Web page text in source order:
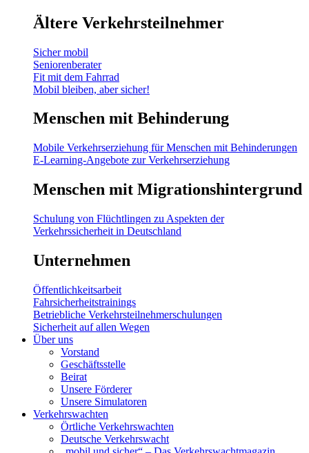
Ältere Verkehrsteilnehmer
Sicher mobil
Seniorenberater
Fit mit dem Fahrrad
Mobil bleiben, aber sicher!
Menschen mit Behinderung
Mobile Verkehrserziehung für Menschen mit Behinderungen
E-Learning-Angebote zur Verkehrserziehung
Menschen mit Migrationshintergrund
Schulung von Flüchtlingen zu Aspekten der
Verkehrssicherheit in Deutschland
Unternehmen
Öffentlichkeitsarbeit
Fahrsicherheitstrainings
Betriebliche Verkehrsteilnehmerschulungen
Sicherheit auf allen Wegen
Über uns
Vorstand
Geschäftsstelle
Beirat
Unsere Förderer
Unsere Simulatoren
Verkehrswachten
Örtliche Verkehrswachten
Deutsche Verkehrswacht